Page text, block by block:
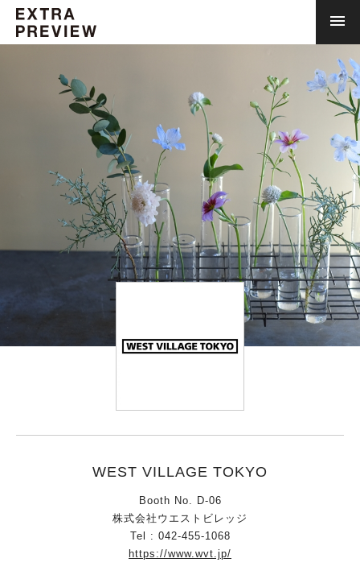
WEST VILLAGE TOKYO
Booth No. D-06
株式会社ウエストビレッジ
Tel : 042-455-1068
https://www.wvt.jp/